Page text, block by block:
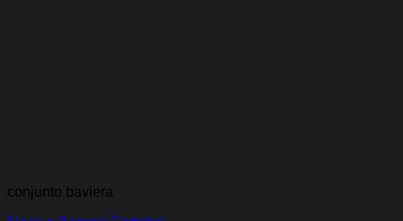
conjunto baviera